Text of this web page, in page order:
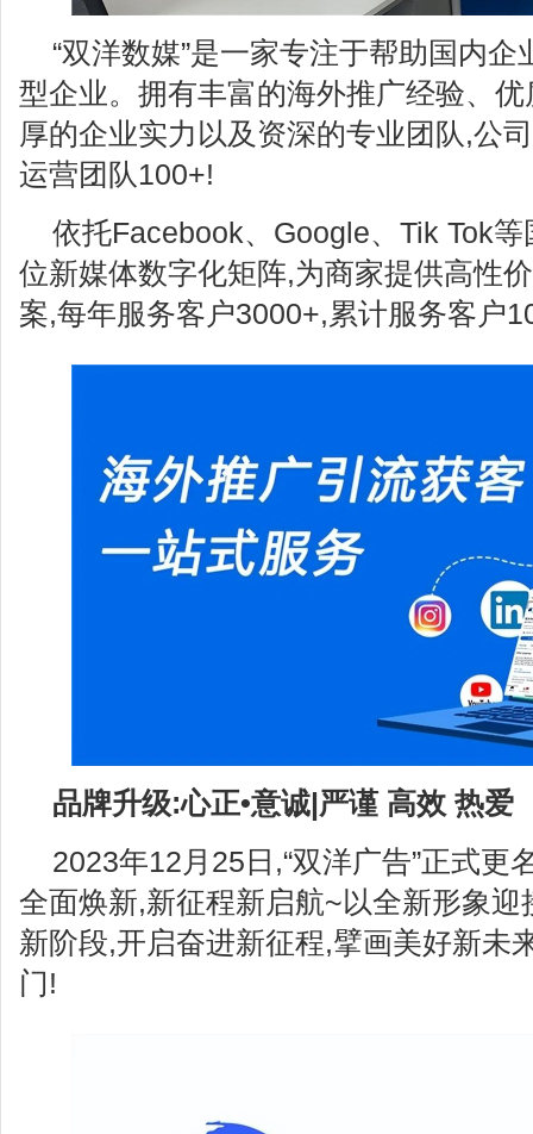
“双洋数媒”是一家专注于帮助国内
型企业。拥有丰富的海外推广经验、
厚的企业实力以及资深的专业团队,公
运营团队100+!
依托Facebook、Google、Tik Tok
位新媒体数字化矩阵,为商家提供高性
案,每年服务客户3000+,累计服务客户
品牌升级:心正•意诚|严谨 高效 热爱
2023年12月25日,“双洋广告”正式更
全面焕新,新征程新启航~以全新形象
新阶段,开启奋进新征程,擘画美好新未
门!